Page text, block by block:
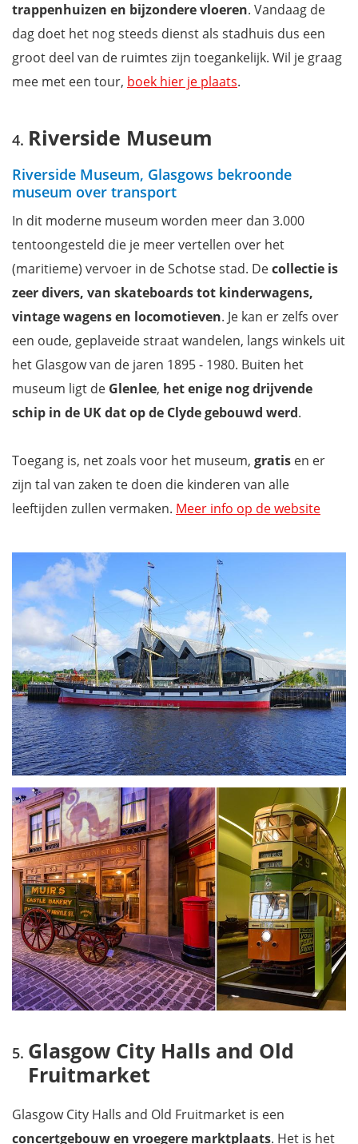
trappenhuizen en bijzondere vloeren. Vandaag de
dag doet het nog steeds dienst als stadhuis dus een
groot deel van de ruimtes zijn toegankelijk. Wil je graag
mee met een tour, boek hier je plaats.
Riverside Museum
Riverside Museum, Glasgows bekroonde
museum over transport
In dit moderne museum worden meer dan 3.000
tentoongesteld die je meer vertellen over het
(maritieme) vervoer in de Schotse stad. Decollectie is
zeer divers, van skateboards tot kinderwagens,
vintage wagens en locomotieven. Je kan er zelfs over
een oude, geplaveide straat wandelen, langs winkels uit
het Glasgow van de jaren 1895 - 1980. Buiten het
museum ligt de Glenlee, het enige nog drijvende
schip in de UK dat op de Clyde gebouwd werd.
Toegang is, net zoals voor het museum, gratis en er
zijn tal van zaken te doen die kinderen van alle
leeftijden zullen vermaken. Meer info op de website
Glasgow City Halls and Old
Fruitmarket
Glasgow City Halls and Old Fruitmarket is een
concertgebouw en vroegere marktplaats. Het is het